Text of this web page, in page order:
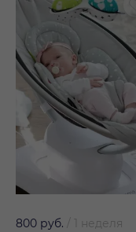
800 руб.
1 неделя